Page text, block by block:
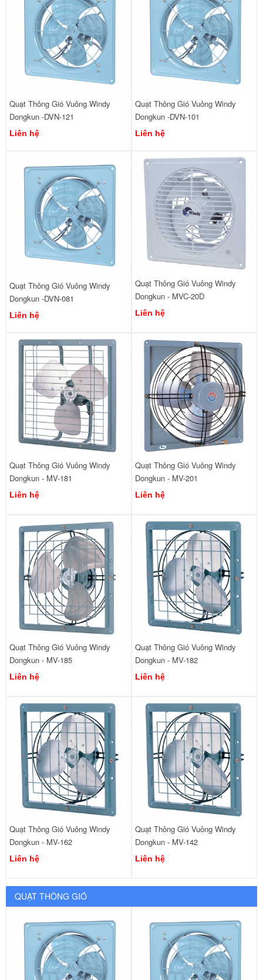
Quạt Thông Gió Vuông Windy
Dongkun -DVN-121
Liên hệ
Quạt Thông Gió Vuông Windy
Dongkun -DVN-101
Liên hệ
Quạt Thông Gió Vuông Windy
Dongkun -DVN-081
Liên hệ
Quạt Thông Gió Vuông Windy
Dongkun - MVC-20D
Liên hệ
Quạt Thông Gió Vuông Windy
Dongkun - MV-181
Liên hệ
Quạt Thông Gió Vuông Windy
Dongkun - MV-201
Liên hệ
Quạt Thông Gió Vuông Windy
Dongkun - MV-185
Liên hệ
Quạt Thông Gió Vuông Windy
Dongkun - MV-182
Liên hệ
Quạt Thông Gió Vuông Windy
Dongkun - MV-162
Liên hệ
Quạt Thông Gió Vuông Windy
Dongkun - MV-142
Liên hệ
QUẠT THÔNG GIÓ